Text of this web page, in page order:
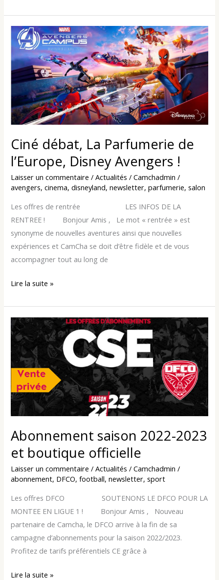
Ciné débat, La Parfumerie de
l’Europe, Disney Avengers !
Laisser un commentaire /Actualités /Camchadmin/
avengers,cinema,disneyland,newsletter,parfumerie,salon
Les offres de rentrée LES INFOS DE LA
RENTREE ! Bonjour Amis , Le mot « rentrée » est
synonyme de nouvelles aventures ainsi que nouvelles
expériences et CamCha se doit d’être fidèle et de vous
accompagner tout au long de
Ciné
débat,
La
Parfumerie
de
l’Europe,
Disney
Avengers
Lire la suite »
Abonnement saison 2022-2023
et boutique officielle
Laisser un commentaire /Actualités /Camchadmin/
abonnement, DFCO,football,newsletter,sport
Les offres DFCO SOUTENONS LE DFCO POUR LA
MONTEE EN LIGUE 1 ! Bonjour Amis , Nouveau
partenaire de Camcha, le DFCO arrive à la fin de sa
campagne d’abonnements pour la saison 2022/2023.
Profitez de tarifs préférentiels CE grâce à
Abonnement
saison
2022-
2023
boutique
officielle
Lire la suite »